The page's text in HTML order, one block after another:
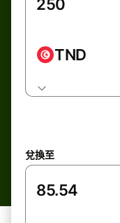
TND
兌換至